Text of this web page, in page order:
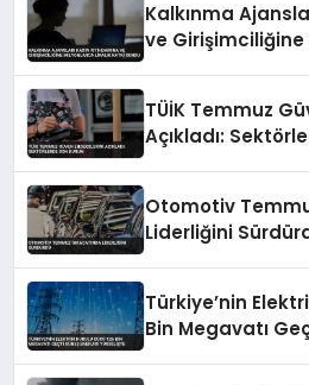
Kalkınma
ve Girişimciliğine
TÜİK Temmuz
Açıkladı:
Otomotiv
Liderliğini
Türkiye’nin
Bin Megavatı